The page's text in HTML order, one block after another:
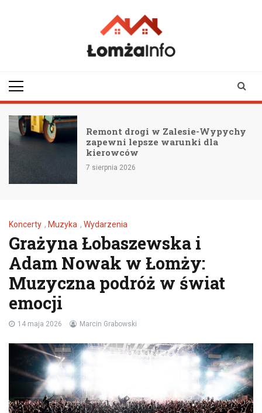
Remont drogi w Zalesie-Wypychy
zapewni lepsze warunki dla
kierowców
7 sierpnia 2026
Koncerty , Muzyka , Wydarzenia
Grażyna Łobaszewska i
Adam Nowak w Łomży:
Muzyczna podróż w świat
emocji
14 maja 2026 Marcin Grabowski